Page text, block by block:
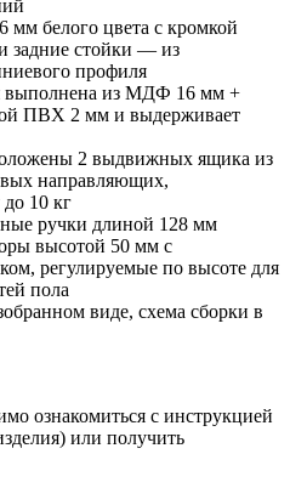
белого цвета с кромкой
задние стойки — из
профиля
выполнена из МДФ 16 мм +
ПВХ 2 мм и выдерживает
2 выдвижных ящика из
направляющих,
10 кг
ручки длиной 128 мм
высотой 50 мм с
регулируемые по высоте для
пола
виде, схема сборки в
ознакомиться с инструкцией
или получить